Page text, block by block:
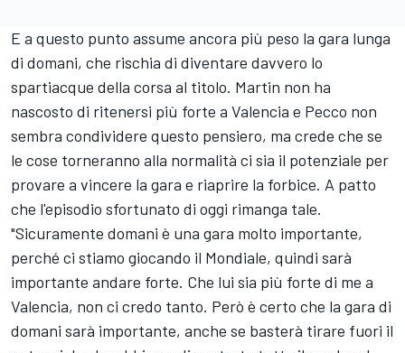
E a questo punto assume ancora più peso la gara lunga
di domani, che rischia di diventare davvero lo
spartiacque della corsa al titolo. Martin non ha
nascosto di ritenersi più forte a Valencia e Pecco non
sembra condividere questo pensiero, ma crede che se
le cose torneranno alla normalità ci sia il potenziale per
provare a vincere la gara e riaprire la forbice. A patto
che l'episodio sfortunato di oggi rimanga tale.
"Sicuramente domani è una gara molto importante,
perché ci stiamo giocando il Mondiale, quindi sarà
importante andare forte. Che lui sia più forte di me a
Valencia, non ci credo tanto. Però è certo che la gara di
domani sarà importante, anche se basterà tirare fuori il